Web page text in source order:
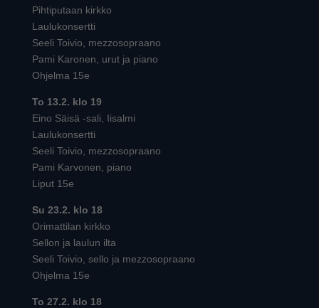
Pihtiputaan kirkko
Laulukonsertti
Seeli Toivio, mezzosopraano
Pami Karonen, urut ja piano
Ohjelma 15e
To 13.2. klo 19
Eino Säisä -sali, Iisalmi
Laulukonsertti
Seeli Toivio, mezzosopraano
Pami Karvonen, piano
Liput 15e
Su 23.2. klo 18
Orimattilan kirkko
Sellon ja laulun ilta
Seeli Toivio, sello ja mezzosopraano
Ohjelma 15e
To 27.2. klo 18